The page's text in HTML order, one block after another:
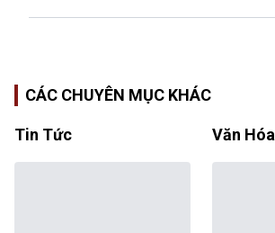
CÁC CHUYÊN MỤC KHÁC
Tin Tức Văn Hóa